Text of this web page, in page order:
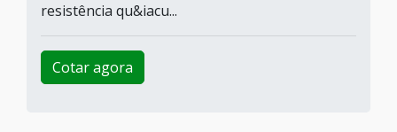
resistência qu&iacu...
Cotar agora